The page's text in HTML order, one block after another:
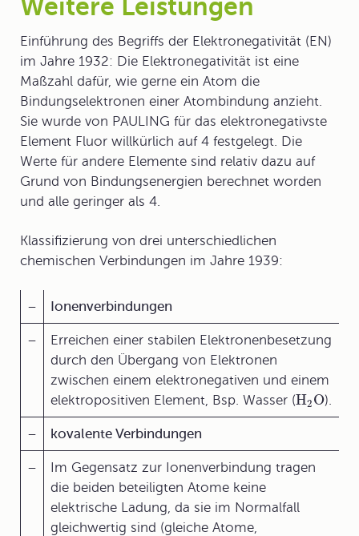
Weitere Leistungen
Einführung des Begriffs der Elektronegativität (EN)
im Jahre 1932: Die Elektronegativität ist eine
Maßzahl dafür, wie gerne ein Atom die
Bindungselektronen einer Atombindung anzieht.
Sie wurde von PAULING für das elektronegativste
Element Fluor willkürlich auf 4 festgelegt. Die
Werte für andere Elemente sind relativ dazu auf
Grund von Bindungsenergien berechnet worden
und alle geringer als 4.
Klassifizierung von drei unterschiedlichen
chemischen Verbindungen im Jahre 1939:
– Ionenverbindungen
–
Erreichen einer stabilen Elektronenbesetzung
durch den Übergang von Elektronen
zwischen einem elektronegativen und einem
elektropositiven Element, Bsp. Wasser (H2 O).
– kovalente Verbindungen
–
Im Gegensatz zur Ionenverbindung tragen
die beiden beteiligten Atome keine
elektrische Ladung, da sie im Normalfall
gleichwertig sind (gleiche Atome,